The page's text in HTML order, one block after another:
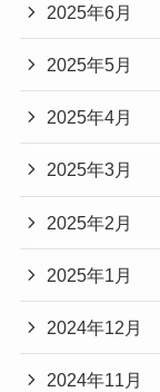
2025年6月
2025年5月
2025年4月
2025年3月
2025年2月
2025年1月
2024年12月
2024年11月